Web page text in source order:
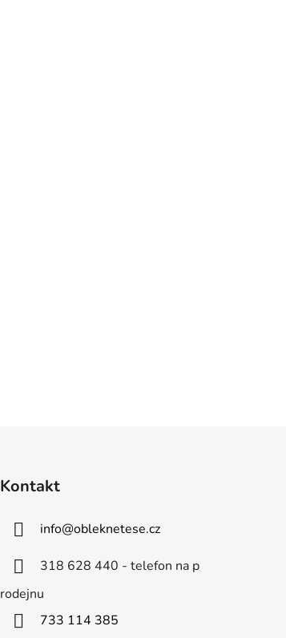
Kontakt
info@obleknetese.cz
318 628 440 - telefon na p
rodejnu
733 114 385